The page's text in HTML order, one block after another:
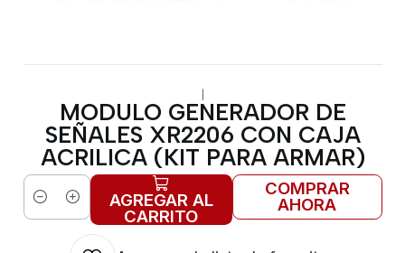
|
MODULO GENERADOR DE
SEÑALES XR2206 CON CAJA
ACRILICA (KIT PARA ARMAR)
Cantidad AGREGAR AL
CARRITO
COMPRAR
AHORA